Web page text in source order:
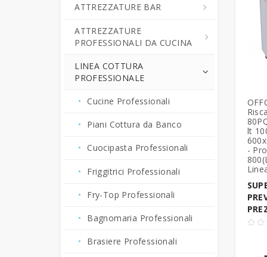
ATTREZZATURE BAR
Centrifughe ed Estrattori a
Freddo di Succo di Frutta e
Cioccolatiere - Erogatori di
Bevande
Fornetti Pizza Elettrici e
Bar-Gastronomia
Friggitrici Snack Bar
ATTREZZATURE
PROFESSIONALI DA CUCINA
Cutter da Cucina
Professionali
Grattugie Professionali
Pelapatate - Puliscicozze
Tagliaverdura -
LINEA COTTURA
PROFESSIONALE
Cucine Professionali
Piani Cottura da Banco
Cuocipasta Professionali
Friggitrici Professionali
Fry-Top Professionali
Bagnomaria Professionali
Brasiere Professionali
lt
-